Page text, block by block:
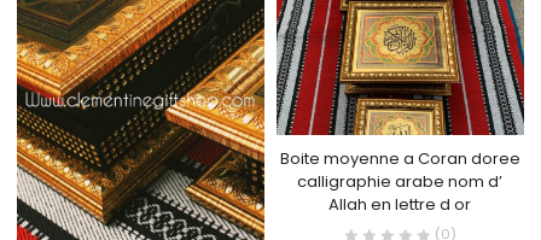
Boite moyenne a Coran doree
calligraphie arabe nom d’
Allah en lettre d or
(0)